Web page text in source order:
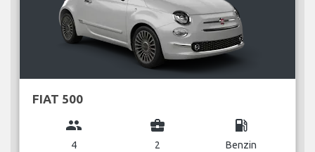
FIAT 500
group
4
business_center
2
local_gas_station
Benzin